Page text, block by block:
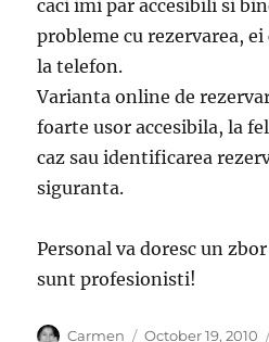
caci imi par accesibili si
probleme cu rezervarea,
la telefon.
Varianta online de
foarte usor accesibila, la
caz sau identificarea
siguranta.
Personal va doresc un
sunt profesionisti!
Author
Carmen
Posted
October 19, 2010